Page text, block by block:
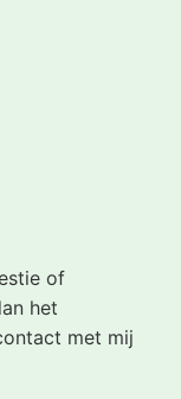
of
het
met mij